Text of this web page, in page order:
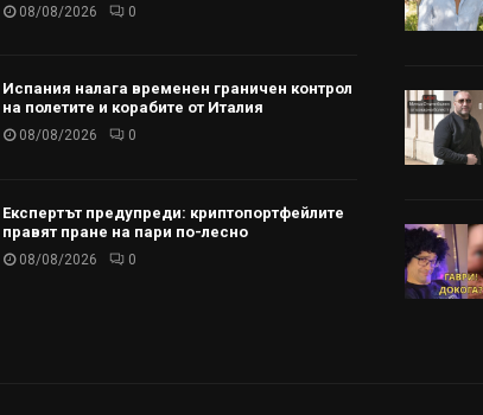
08/08/2026 0
Испания налага временен граничен контрол
на полетите и корабите от Италия
08/08/2026 0
Експертът предупреди: криптопортфейлите
правят пране на пари по-лесно
08/08/2026 0